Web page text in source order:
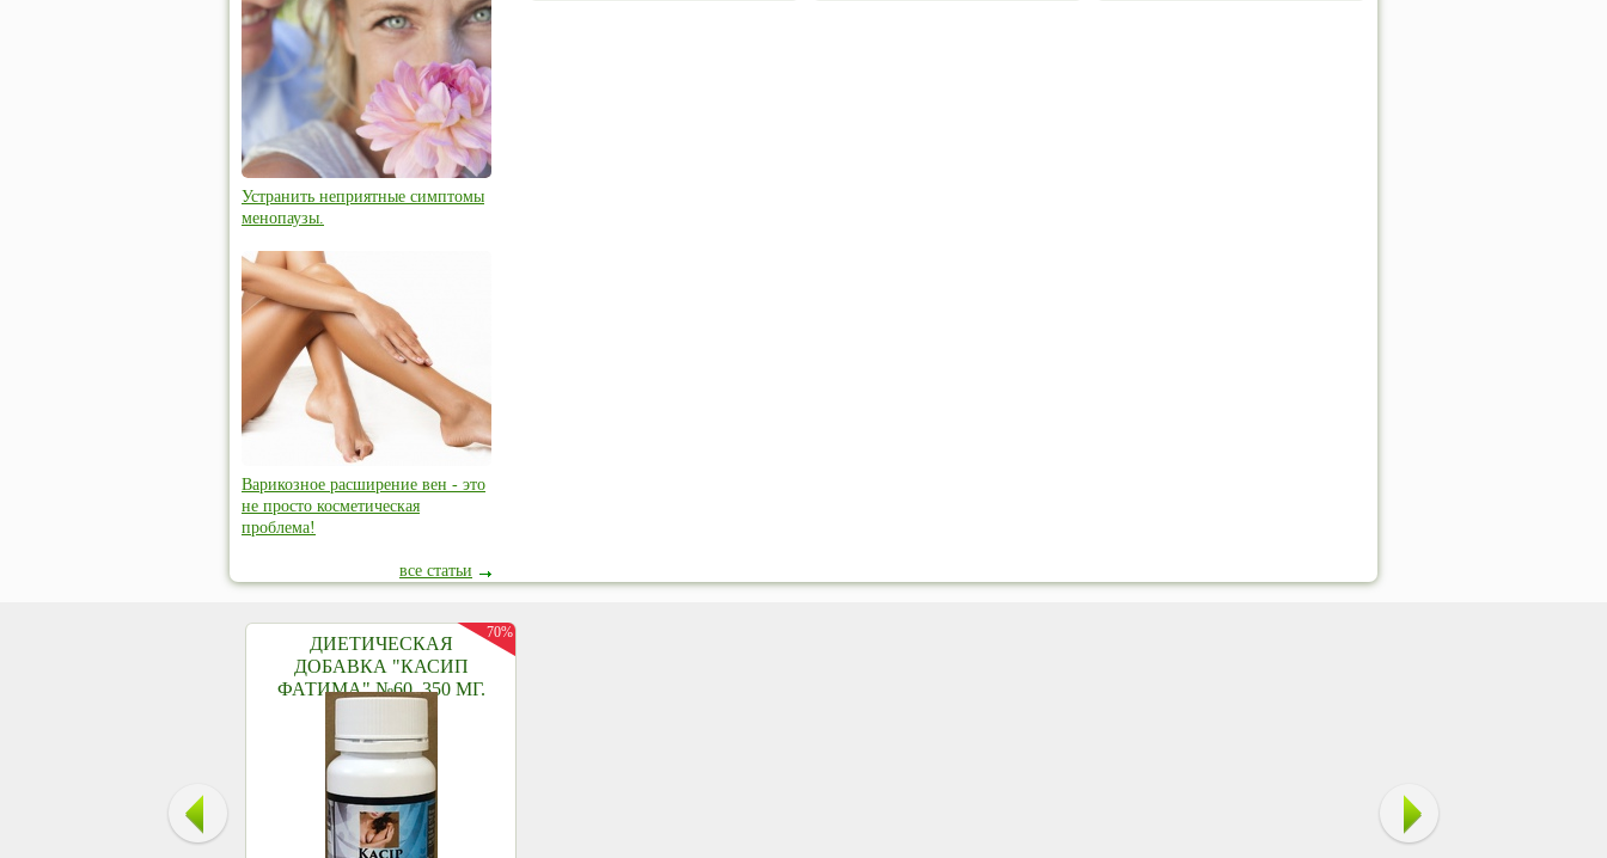
Устранить неприятные симптомы
менопаузы.
Варикозное расширение вен - это
не просто косметическая
проблема!
все статьи
ДИЕТИЧЕСКАЯ
ДОБАВКА "КАСИП
ФАТИМА" №60, 350 МГ.
70%